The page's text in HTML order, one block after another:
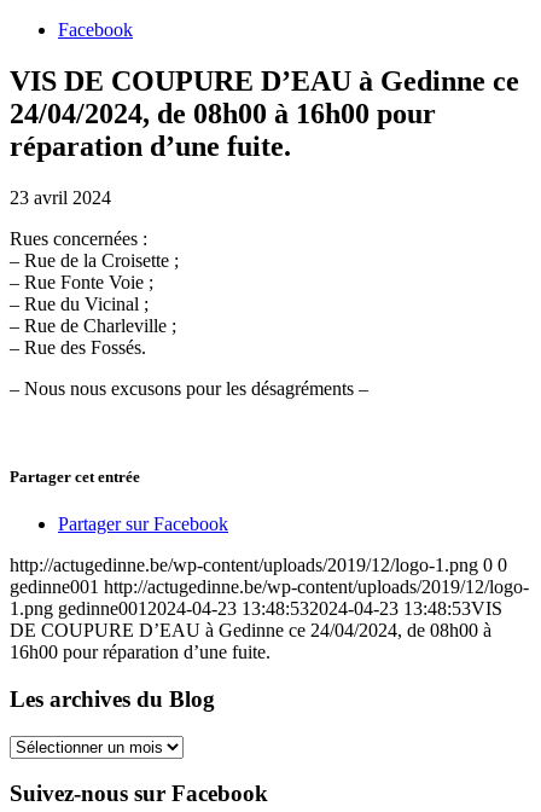
Facebook
VIS DE COUPURE D’EAU à Gedinne ce
24/04/2024, de 08h00 à 16h00 pour
réparation d’une fuite.
23 avril 2024
Rues concernées :
– Rue de la Croisette ;
– Rue Fonte Voie ;
– Rue du Vicinal ;
– Rue de Charleville ;
– Rue des Fossés.
– Nous nous excusons pour les désagréments –
Partager cet entrée
Partager sur Facebook
http://actugedinne.be/wp-content/uploads/2019/12/logo-1.png 0 0
gedinne001 http://actugedinne.be/wp-content/uploads/2019/12/logo-
1.png gedinne001 2024-04-23 13:48:532024-04-23 13:48:53VIS
DE COUPURE D’EAU à Gedinne ce 24/04/2024, de 08h00 à
16h00 pour réparation d’une fuite.
Les archives du Blog
Les
du
Suivez-nous sur Facebook